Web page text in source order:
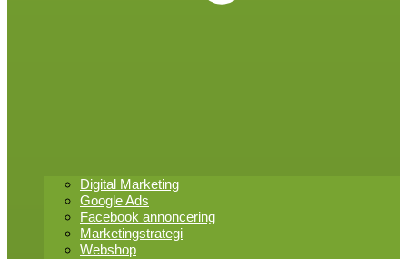
Digital Marketing
Google Ads
Facebook annoncering
Marketingstrategi
Webshop